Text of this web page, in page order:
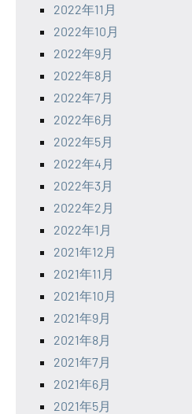
2022年11月
2022年10月
2022年9月
2022年8月
2022年7月
2022年6月
2022年5月
2022年4月
2022年3月
2022年2月
2022年1月
2021年12月
2021年11月
2021年10月
2021年9月
2021年8月
2021年7月
2021年6月
2021年5月